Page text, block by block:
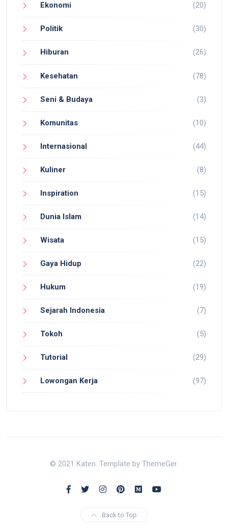
Ekonomi (20)
Politik (30)
Hiburan (26)
Kesehatan (78)
Seni & Budaya (3)
Komunitas (10)
Internasional (44)
Kuliner (8)
Inspiration (15)
Dunia Islam (14)
Wisata (15)
Gaya Hidup (22)
Hukum (19)
Sejarah Indonesia (7)
Tokoh (5)
Tutorial (29)
Lowongan Kerja (97)
© 2021 Katen. Template by ThemeGer.
Back to Top